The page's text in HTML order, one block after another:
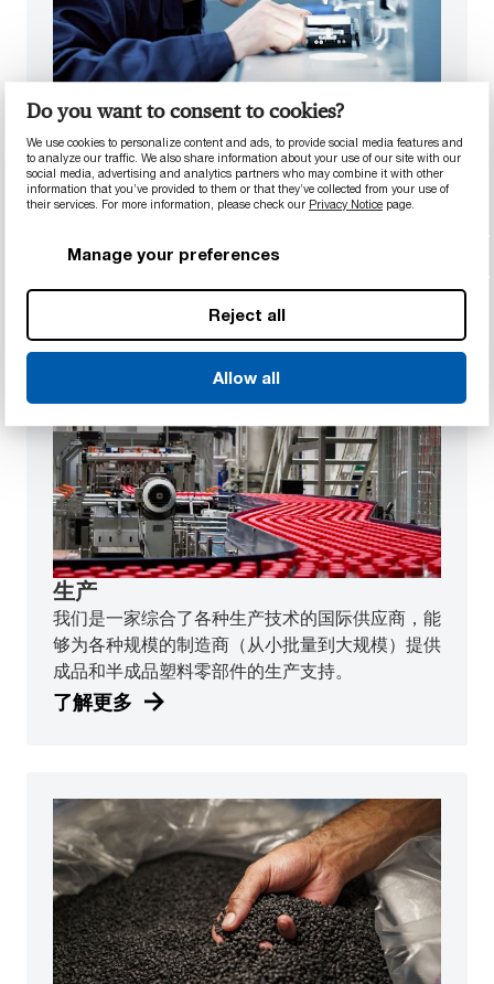
Do you want to consent to cookies?
We use cookies to personalize content and ads, to provide social media features and
to analyze our traffic. We also share information about your use of our site with our
social media, advertising and analytics partners who may combine it with other
information that you’ve provided to them or that they’ve collected from your use of
their services. For more information, please check our Privacy Notice page.
Manage your preferences
Reject all
Allow all
原型设计、测试和验证
凭借快速成型技术、内部测试实验室以及在流程和
零件分析方面的丰富专业知识，我们提供了一系列
完整的资源来快速开发、测试和改进原型样件，助
您更快地将产品推向市场。
了解更多
生产
我们是一家综合了各种生产技术的国际供应商，能
够为各种规模的制造商（从小批量到大规模）提供
成品和半成品塑料零部件的生产支持。
了解更多